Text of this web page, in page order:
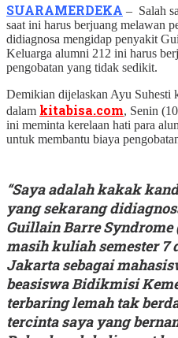
SUARAMERDEKA – Salah
saat ini harus berjuang melawan
didiagnosa mengidap penyakit
Keluarga alumni 212 ini harus
pengobatan yang tidak sedikit.
Demikian dijelaskan Ayu Suhesti
dalam kitabisa.com, Senin
ini meminta kerelaan hati para
untuk membantu biaya
“Saya adalah kakak
yang sekarang
Guillain Barre Syndrome
masih kuliah semester 7
Jakarta sebagai
beasiswa Bidikmisi
terbaring lemah tak
tercinta saya yang